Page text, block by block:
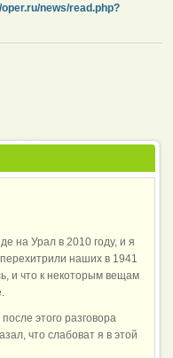
news/read.php?
на Урал в 2010 году, и я
наших в 1941
и что к некоторым вещам
этого разговора
что слабоват я в этой